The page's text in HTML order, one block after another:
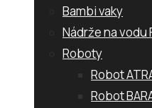
Bambi vaky
Nádrže na vodu
Roboty
Robot
Robot